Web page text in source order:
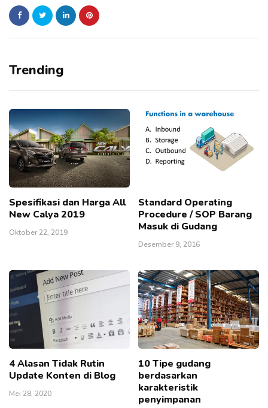
Trending
Spesifikasi dan Harga All
New Calya 2019
Oktober 22, 2019
Standard Operating
Procedure / SOP Barang
Masuk di Gudang
Desember 9, 2016
4 Alasan Tidak Rutin
Update Konten di Blog
Mei 28, 2020
10 Tipe gudang
berdasarkan
karakteristik
penyimpanan